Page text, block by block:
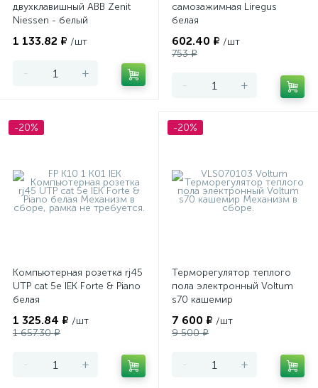
двухклавишный ABB Zenit
Niessen - белый
1 133.82 ₽ /шт
- +
самозажимная Liregus
белая
602.40 ₽ /шт
753 ₽
- +
-20%
Компьютерная розетка rj45
UTP cat 5e IEK Forte & Piano
белая
1 325.84 ₽ /шт
1 657.30 ₽
- +
-20%
Терморегулятор теплого
пола электронный Voltum
s70 кашемир
7 600 ₽ /шт
9 500 ₽
- +